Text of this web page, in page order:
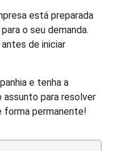
está preparada
o seu demanda.
de iniciar
e tenha a
para resolver
forma permanente!